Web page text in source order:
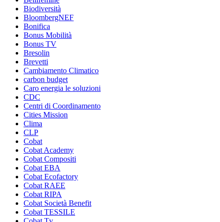
Biodiversità
BloombergNEF
Bonifica
Bonus Mobilità
Bonus TV
Bresolin
Brevetti
Cambiamento Climatico
carbon budget
Caro energia le soluzioni
CDC
Centri di Coordinamento
Cities Mission
Clima
CLP
Cobat
Cobat Academy
Cobat Compositi
Cobat EBA
Cobat Ecofactory
Cobat RAEE
Cobat RIPA
Cobat Società Benefit
Cobat TESSILE